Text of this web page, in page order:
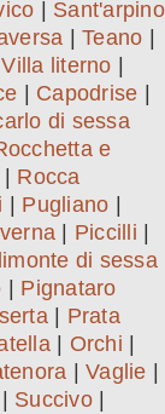
Sant'arpino
Teano
Villa literno
Capodrise
di sessa
e
Rocca
Pugliano
Piccilli
di sessa
Pignataro
| Prata
| Orchi
Vaglie
Succivo|